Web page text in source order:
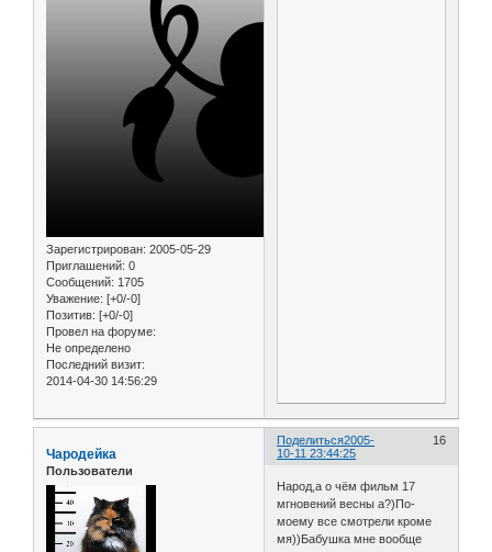
Зарегистрирован: 2005-05-29
Приглашений: 0
Сообщений: 1705
Уважение: [+0/-0]
Позитив: [+0/-0]
Провел на форуме:
Не определено
Последний визит:
2014-04-30 14:56:29
Поделиться 16
2005-
10-11 23:44:25
Чародейка
Пользователи
Народ,а о чём фильм 17
мгновений весны а?)По-
моему все смотрели кроме
мя))Бабушка мне вообще